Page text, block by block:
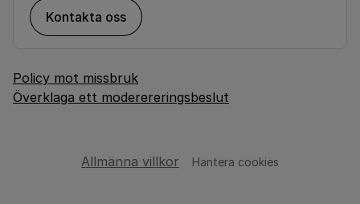
Kontakta oss
Policy mot missbruk
Överklaga ett moderereringsbeslut
Allmänna villkor Hantera cookies